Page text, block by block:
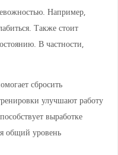
Например,
Также стоит
В частности,
сбросить
улучшают работу
выработке
общий уровень